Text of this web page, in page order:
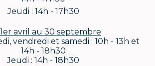
Jeudi : 14h - 17h30
avril au 30 septembre
vendredi et samedi : 10h - 13h et
14h - 18h30
Jeudi : 14h - 18h30